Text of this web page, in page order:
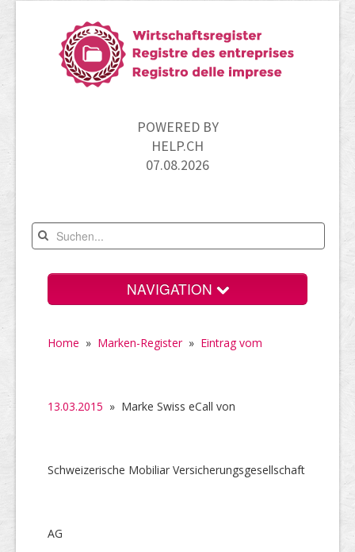
POWERED BY
HELP.CH
07.08.2026
NAVIGATION
UID-Register
Home » Marken-Register» Eintrag vom
13.03.2015 » Marke Swiss eCall von
Schweizerische Mobiliar Versicherungsgesellschaft
AG